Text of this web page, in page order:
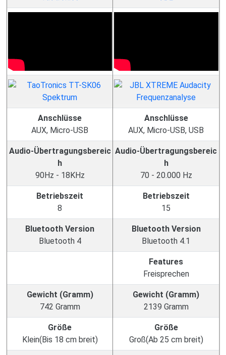
Anschlüsse
AUX, Micro-USB
Anschlüsse
AUX, Micro-USB, USB
Audio-Übertragungsbereic
h
90Hz - 18KHz
Audio-Übertragungsbereic
h
70 - 20.000 Hz
Betriebszeit
8
Betriebszeit
15
Bluetooth Version
Bluetooth 4
Bluetooth Version
Bluetooth 4.1
Features
Freisprechen
Gewicht (Gramm)
742 Gramm
Gewicht (Gramm)
2139 Gramm
Größe
Klein(Bis 18 cm breit)
Größe
Groß(Ab 25 cm breit)